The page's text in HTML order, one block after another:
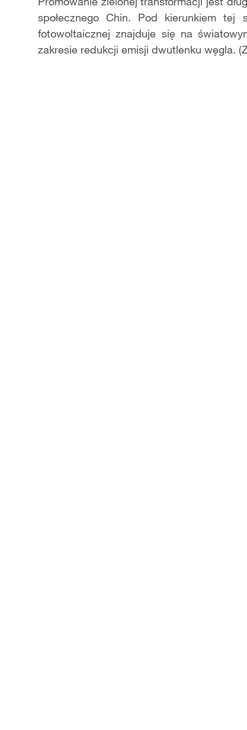
społecznego Chin. Pod kierunkiem tej
fotowoltaicznej znajduje się na
zakresie redukcji emisji dwutlenku węgla.